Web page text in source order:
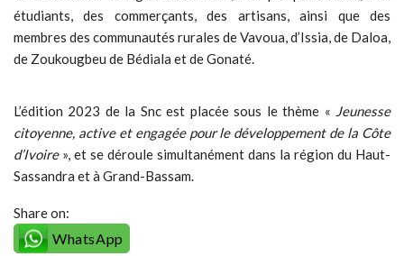
étudiants, des commerçants, des artisans, ainsi que des
membres des communautés rurales de Vavoua, d’Issia, de Daloa,
de Zoukougbeu de Bédiala et de Gonaté.
L’édition 2023 de la Snc est placée sous le thème « Jeunesse
citoyenne, active et engagée pour le développement de la Côte
d’Ivoire », et se déroule simultanément dans la région du Haut-
Sassandra et à Grand-Bassam.
Share on:
WhatsApp